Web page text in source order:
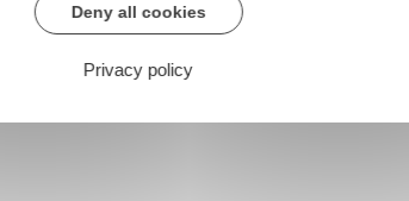
Deny all cookies
Privacy policy